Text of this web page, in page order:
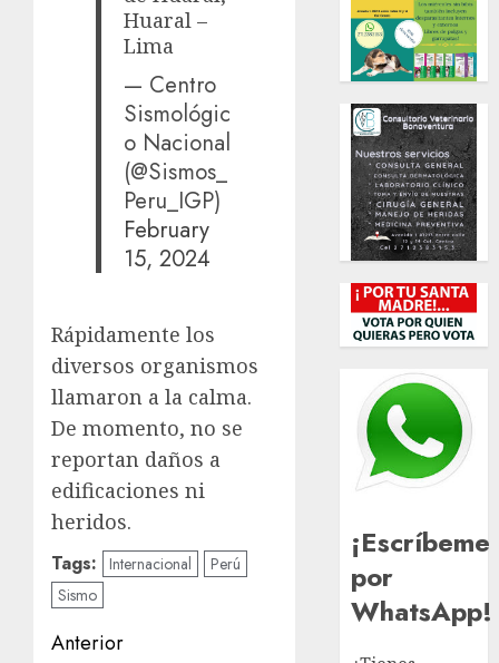
Huaral –
Lima
— Centro
Sismológic
o Nacional
(@Sismos_
Peru_IGP)
February
15, 2024
Rápidamente los
diversos organismos
llamaron a la calma.
De momento, no se
reportan daños a
edificaciones ni
heridos.
Tags: Internacional
Perú
Sismo
Navegación
Anterior
¡Escríbeme
por
WhatsApp!